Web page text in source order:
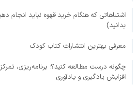
بدانید)
معرفی بهترین انتشارات کتاب کودک
چگونه درست مطالعه کنید؟؛ برنامه‌ریزی،
افزایش یادگیری و یادآوری